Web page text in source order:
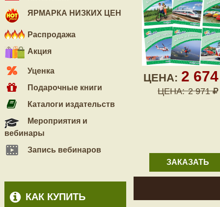
ЯРМАРКА НИЗКИХ ЦЕН
Распродажа
Акция
Уценка
Подарочные книги
Каталоги издательств
Мероприятия и
вебинары
Запись вебинаров
КАК КУПИТЬ
ЦЕНА: 2
ЦЕНА: 2 971
ЗАКАЗАТЬ